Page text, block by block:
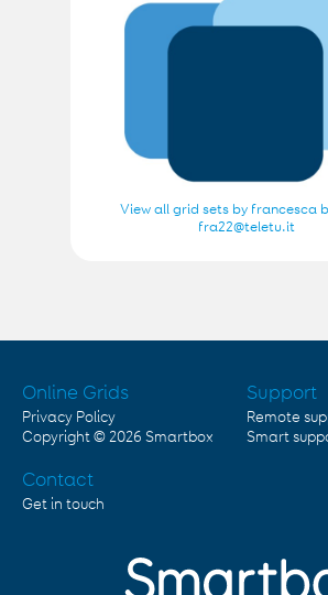
View all grid sets by francesca
fra22@teletu.it
Online Grids
Privacy Policy
Copyright © 2026 Smartbox
Support
Remote
Smart
Contact
Get in touch